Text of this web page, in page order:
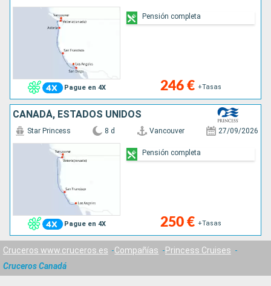
Pague en 4X 246 € +Tasas
Pensión completa
CANADÁ, ESTADOS UNIDOS
Pague en 4X
Star Princess 8 d Vancouver 27/09/2026
250 € +Tasas
Pensión completa
Cruceros www.cruceros.es Compañías
Princess Cruises
Cruceros Canadá